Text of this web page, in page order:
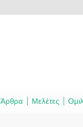
Άρθρα Μελέτες